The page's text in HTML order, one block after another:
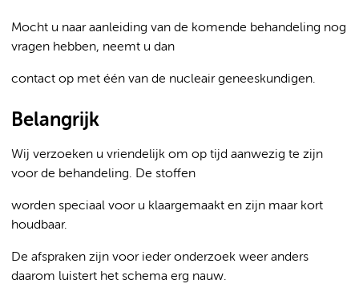
Mocht u naar aanleiding van de komende behandeling nog
vragen hebben, neemt u dan
contact op met één van de nucleair geneeskundigen.
Belangrijk
Wij verzoeken u vriendelijk om op tijd aanwezig te zijn
voor de behandeling. De stoffen
worden speciaal voor u klaargemaakt en zijn maar kort
houdbaar.
De afspraken zijn voor ieder onderzoek weer anders
daarom luistert het schema erg nauw.